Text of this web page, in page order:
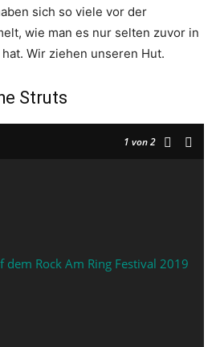
sich so viele vor der
wie man es nur selten zuvor in
Wir ziehen unseren Hut.
Struts
1 von 2